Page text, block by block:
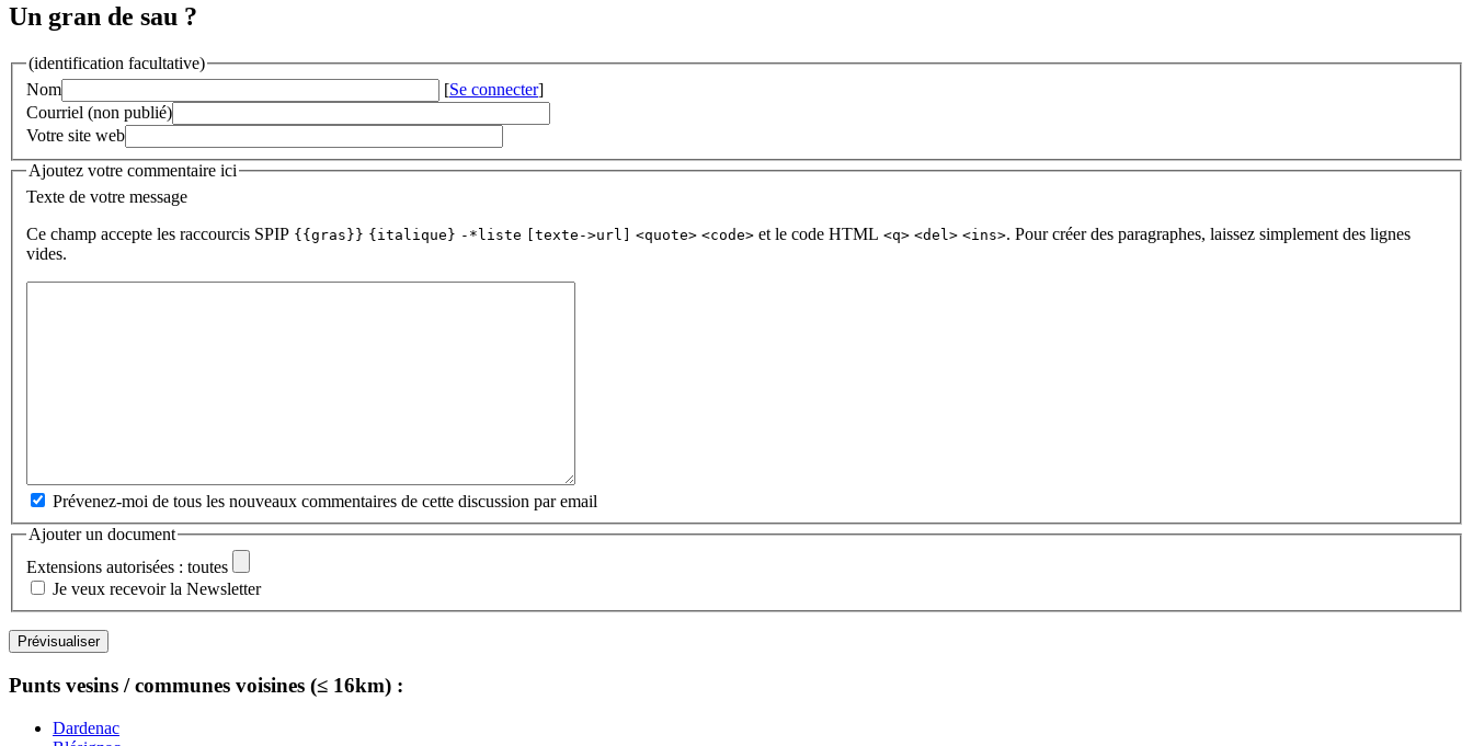
Un gran de sau ?
(identification facultative)
Nom
[Se connecter]
Courriel (non publié)
Votre site web
Ajoutez votre commentaire ici
Texte de votre message
Ce champ accepte les raccourcis SPIP {{gras}} {italique} -*liste [texte->url] <quote> <code> et le code HTML <q> <del> <ins>. Pour créer des paragraphes, laissez simplement des lignes
vides.
Prévenez-moi de tous les nouveaux commentaires de cette discussion par email
Ajouter un document
Extensions autorisées : toutes
Je veux recevoir la Newsletter
Punts vesins / communes voisines (≤ 16km) :
Dardenac